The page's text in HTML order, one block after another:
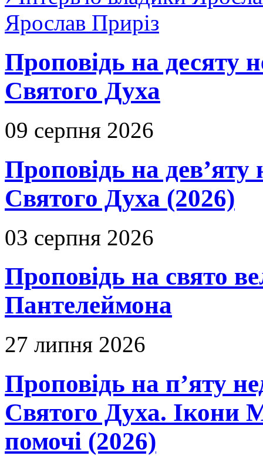
Ярослав Приріз
Проповідь на десяту
Святого Духа
09 серпня 2026
Проповідь на дев’яту
Святого Духа (2026)
03 серпня 2026
Проповідь на свято
Пантелеймона
27 липня 2026
Проповідь на п’яту
Святого Духа. Ікони
помочі (2026)